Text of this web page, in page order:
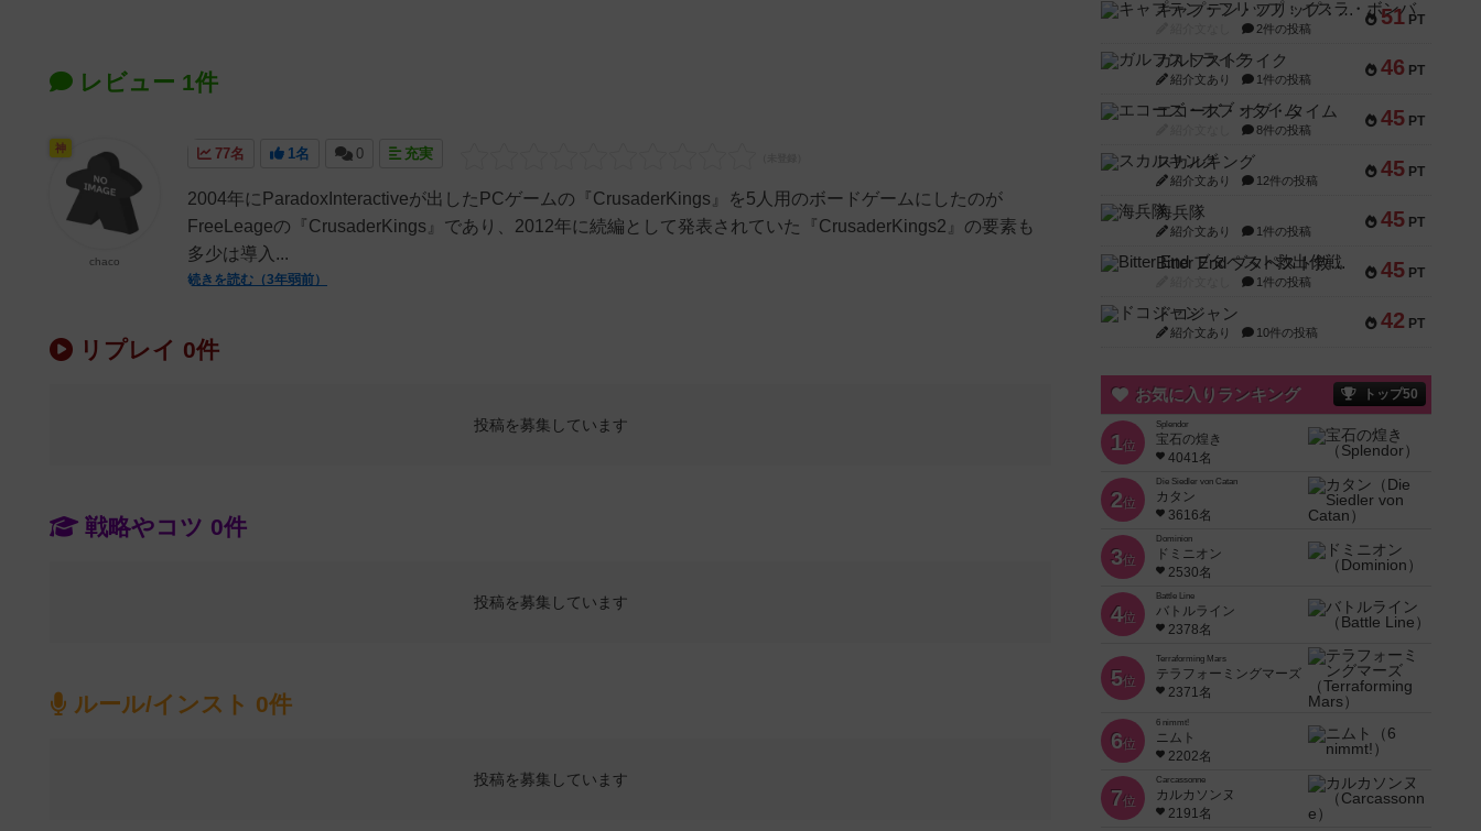
レビュー 1件
77名 1名 0 充実
2004年にParadoxInteractiveが出したPCゲームの『CrusaderKings』を5人用のボードゲームにしたのが
FreeLeageの『CrusaderKings』であり、2012年に続編として発表されていた『CrusaderKings2』の要素も
多少は導入...
続きを読む（3年弱前）
神
chaco
リプレイ 0件
投稿を募集しています
戦略やコツ 0件
投稿を募集しています
ルール/インスト 0件
投稿を募集しています
51 PT
キャプテン・フリップ：イスラ・ボンバ
2件の投稿
46 PT
ガルフストライク
紹介文あり 1件の投稿
45 PT
エコーズ・オブ・タイム
8件の投稿
45 PT
スカルキング
紹介文あり 12件の投稿
45 PT
海兵隊
紹介文あり 1件の投稿
45 PT
Bitter End ブタペスト救出作戦
1件の投稿
42 PT
ドコジャン
紹介文あり 10件の投稿
お気に入りランキング トップ50
1位
Splendor
宝石の煌き
4041名
2位
Die Siedler von Catan
カタン
3616名
3位
Dominion
ドミニオン
2530名
4位
Battle Line
バトルライン
2378名
5位
Terraforming Mars
テラフォーミングマーズ
2371名
6位
6 nimmt!
ニムト
2202名
7位
Carcassonne
カルカソンヌ
2191名